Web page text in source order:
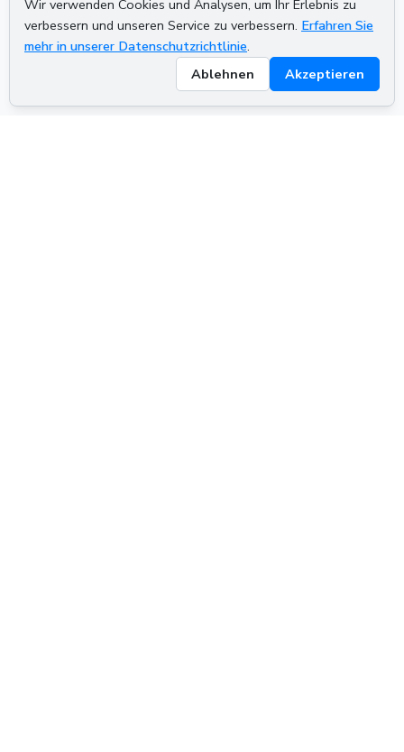
Wir verwenden Cookies und Analysen, um Ihr Erlebnis zu
verbessern und unseren Service zu verbessern. Erfahren Sie
mehr in unserer Datenschutzrichtlinie.
Ablehnen
Akzeptieren